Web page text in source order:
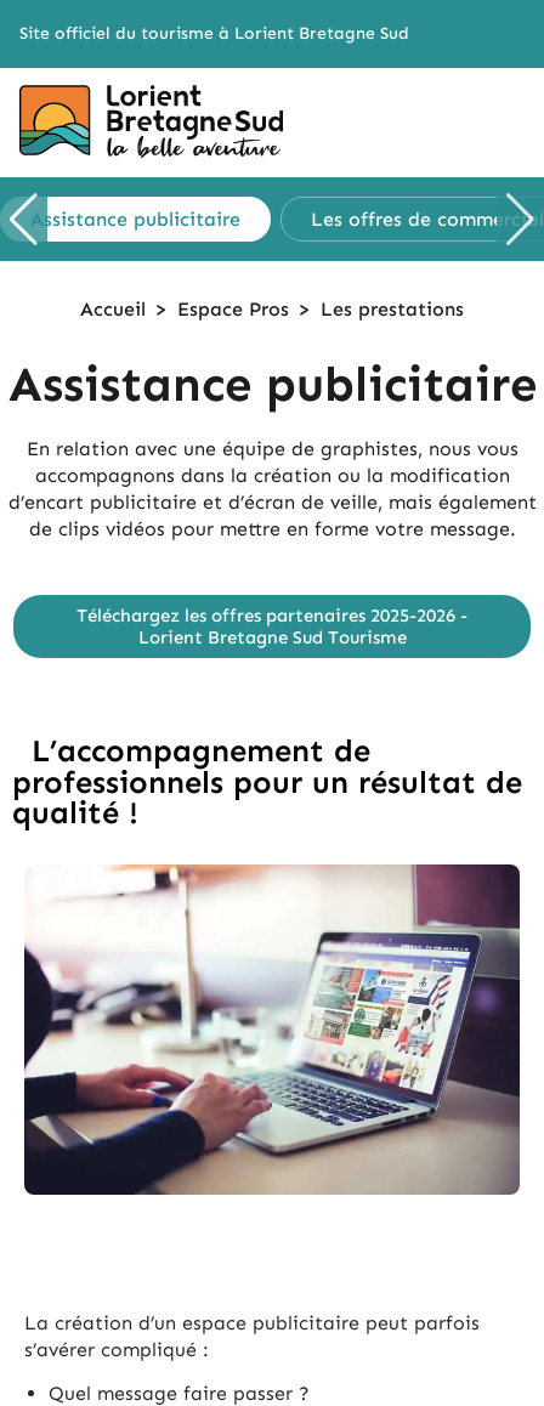
Site officiel du tourisme à Lorient Bretagne Sud
Assistance publicitaire Les offres de
Accueil > Espace Pros > Les prestations
Assistance publicitaire
En relation avec une équipe de graphistes, nous vous
accompagnons dans la création ou la modification
d’encart publicitaire et d’écran de veille, mais également
de clips vidéos pour mettre en forme votre message.
Téléchargez les offres partenaires 2025-2026 -
Lorient Bretagne Sud Tourisme
L’accompagnement de
professionnels pour un résultat de
qualité !
La création d’un espace publicitaire peut parfois
s’avérer compliqué :
Quel message faire passer ?